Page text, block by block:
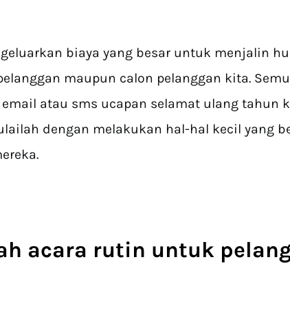
biaya yang besar untuk menjalin
maupun calon pelanggan kita.
atau sms ucapan selamat ulang tahun
dengan melakukan hal-hal kecil yang
acara rutin untuk